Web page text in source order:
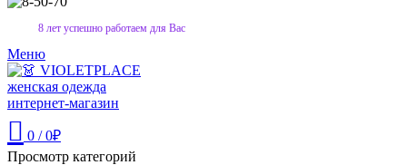
8 лет успешно работаем для Вас
Меню
0 / 0₽
Просмотр категорий